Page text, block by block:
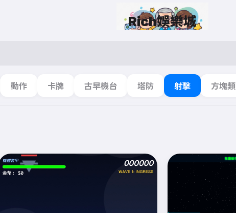
Rich娛樂城
動作 卡牌 古早機台 塔防 射擊 方塊類